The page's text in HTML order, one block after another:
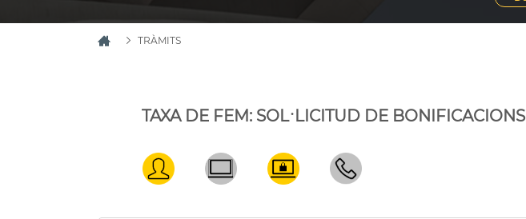
TRÀMITS
TAXA DE FEM: SOL·LICITUD DE BONIFICACIONS